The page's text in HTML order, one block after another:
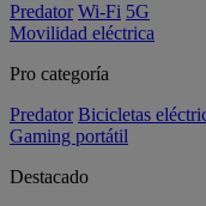
Predator Wi-Fi 5G
Movilidad eléctrica
Pro categoría
Predator Bicicletas
Gaming portátil
Destacado